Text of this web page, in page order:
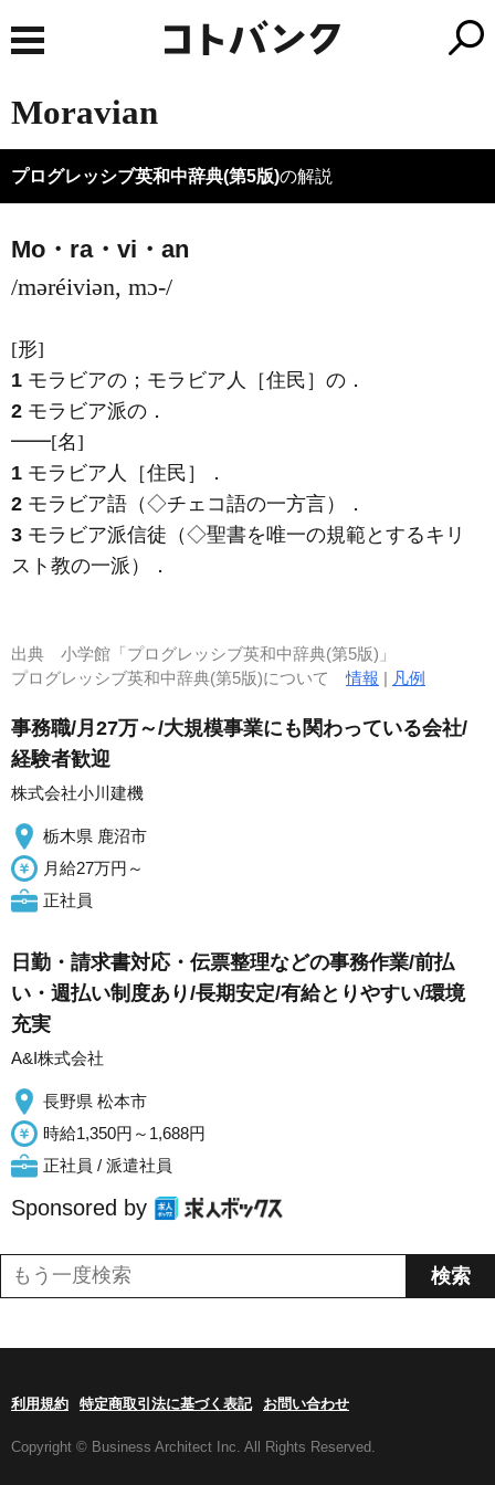
Moravian
プログレッシブ英和中辞典(第5版)の解説
Mo・ra・vi・an
/məréiviən, mɔ-/
[形]
1 モラビアの；モラビア人［住民］の ．
2 モラビア派の ．
━━[名]
1 モラビア人［住民］
．
2 モラビア語（◇チェコ語の一方言）
．
3 モラビア派信徒（◇聖書を唯一の規範とするキリ
スト教の一派）
．
出典 小学館「プログレッシブ英和中辞典(第5版)」
プログレッシブ英和中辞典(第5版)について情報 | 凡例
事務職/月27万～/大規模事業にも関わっている会社/
経験者歓迎
株式会社小川建機
栃木県 鹿沼市
月給27万円～
正社員
日勤・請求書対応・伝票整理などの事務作業/前払
い・週払い制度あり/長期安定/有給とりやすい/環境
充実
A&I株式会社
長野県 松本市
時給1,350円～1,688円
正社員 / 派遣社員
Sponsored by
利用規約 特定商取引法に基づく表記 お問い合わせ
Copyright © Business Architect Inc. All Rights Reserved.